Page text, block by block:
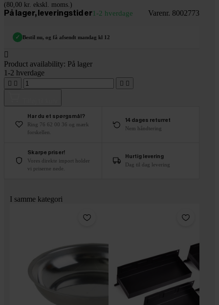
(80,00 kr. ekskl. moms.)
På lager, leveringstid er1-2 hverdage Varenr. 8002773
✓ Bestil nu, og få afsendt mandag kl 12

Product availability: På lager
1-2 hverdage
   
Har du et spørgsmål?
Ring 76 62 00 36 og mærk
forskellen.
14 dages returret
Nem håndtering
Skarpe priser!
Vores direkte import holder
vi priserne nede.
Hurtig levering
Dag til dag levering
I samme kategori